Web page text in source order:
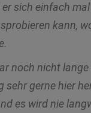
sich einfach
kann,
noch nicht
sehr gerne hier
es wird nie